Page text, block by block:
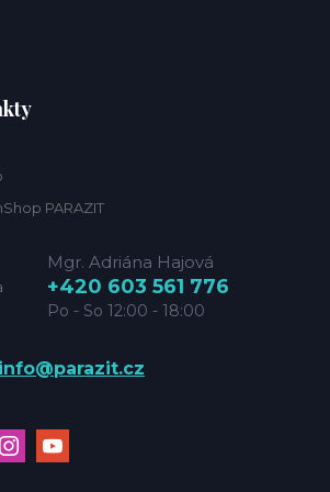
PARAZIT
Mgr. Adriána Hajová
+420 603 561 776
Po - So 12:00 - 18:00
info@parazit.cz